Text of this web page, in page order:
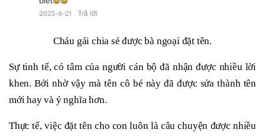
Cháu gái chia sẻ được bà ngoại đặt tên.
Sự tinh tế, có tâm của người cán bộ đã nhận được nhiều lời
khen. Bởi nhờ vậy mà tên cô bé này đã được sửa thành tên
mới hay và ý nghĩa hơn.
Thực tế, việc đặt tên cho con luôn là câu chuyện được nhiều